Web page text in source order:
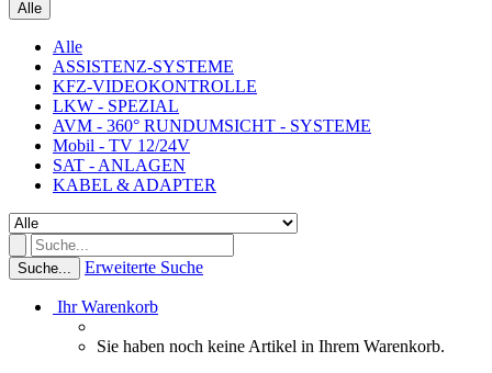
Alle
Alle
ASSISTENZ-SYSTEME
KFZ-VIDEOKONTROLLE
LKW - SPEZIAL
AVM - 360° RUNDUMSICHT - SYSTEME
Mobil - TV 12/24V
SAT - ANLAGEN
KABEL & ADAPTER
Suche... Erweiterte Suche
Ihr Warenkorb
Sie haben noch keine Artikel in Ihrem Warenkorb.